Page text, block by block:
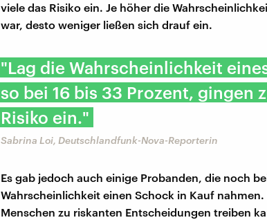
viele das Risiko ein. Je höher die
war, desto weniger ließen sich drauf ein.
"Lag die Wahrscheinlichkeit
so bei 16 bis 33 Prozent, gingen
Risiko ein."
Sabrina Loi, Deutschlandfunk-Nova-Reporterin
Es gab jedoch auch einige Probanden, die noch
Wahrscheinlichkeit einen Schock in Kauf
Menschen zu riskanten Entscheidungen treiben